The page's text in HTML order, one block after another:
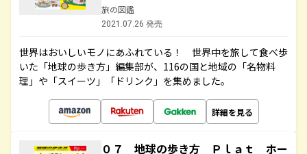
旅の図鑑
2021.07.26 発売
世界はおいしいモノにあふれている！ 世界中を旅して食べ歩
いた「地球の歩き方」編集部が、116の国と地域の「名物料
理」や「スイーツ」「ドリンク」を集めました。
詳細を見る
０７ 地球の歩き方 Ｐｌａｔ ホー